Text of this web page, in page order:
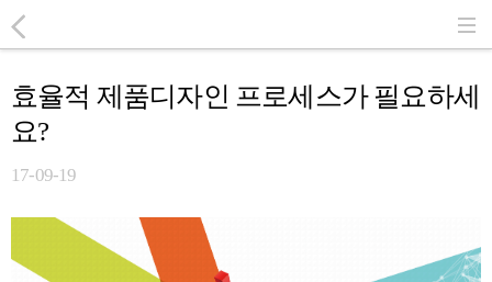
효율적 제품디자인 프로세스가 필요하세
요?
17-09-19